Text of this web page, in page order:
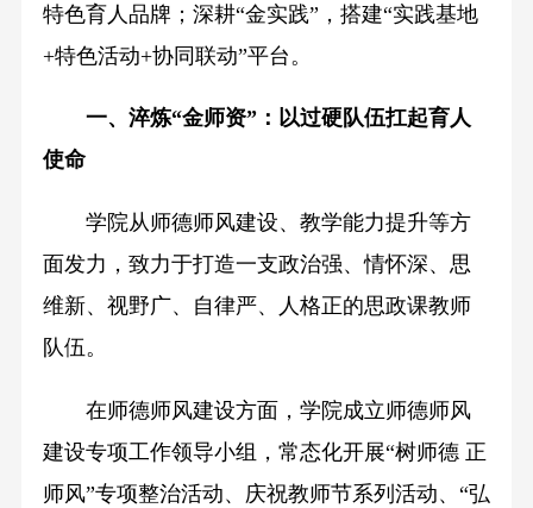
特色育人品牌；深耕“金实践”，搭建“实践基地
+特色活动+协同联动”平台。
一、淬炼“金师资”：以过硬队伍扛起育人
使命
学院从师德师风建设、教学能力提升等方
面发力，致力于打造一支政治强、情怀深、思
维新、视野广、自律严、人格正的思政课教师
队伍。
在师德师风建设方面，学院成立师德师风
建设专项工作领导小组，常态化开展“树师德 正
师风”专项整治活动、庆祝教师节系列活动、“弘